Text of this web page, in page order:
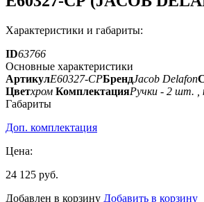
Характеристики и габариты:
ID63766
Основные характеристики
АртикулE60327-СРБрендJacob Delafon
Цветхром КомплектацияРучки - 2 шт. ,
Габариты
Доп. комплектация
Цена:
24 125 руб.
Добавлен в корзину Добавить в корзину